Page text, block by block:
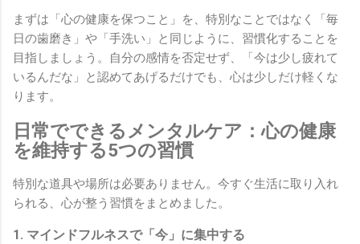
まずは「心の健康を保つこと」を、特別なことではなく「毎
日の歯磨き」や「手洗い」と同じように、習慣化することを
目指しましょう。自分の感情を否定せず、「今は少し疲れて
いるんだな」と認めてあげるだけでも、心は少しだけ軽くな
ります。
日常でできるメンタルケア：心の健康
を維持する5つの習慣
特別な道具や場所は必要ありません。今すぐ生活に取り入れ
られる、心が整う習慣をまとめました。
1. マインドフルネスで「今」に集中する